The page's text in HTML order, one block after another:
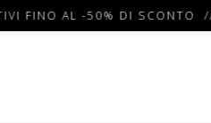
FINO AL -50% DI SCONTO //